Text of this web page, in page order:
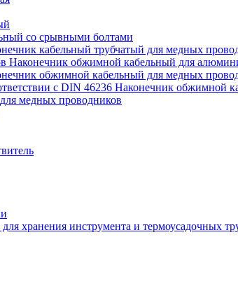
со срывными болтами
кабельный трубчатый для медных
Наконечник обжимной кабельный для
обжимной кабельный для медных
Наконечник обжимной
медных проводников
хранения инструмента и термоусадочных